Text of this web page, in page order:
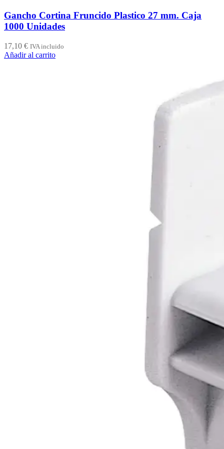
Gancho Cortina Fruncido Plastico 27 mm. Caja
1000 Unidades
17,10 € IVA incluido
Añadir al carrito